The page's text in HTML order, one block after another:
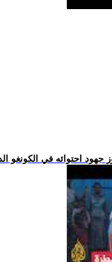
جهود احتوائه في الكونغو